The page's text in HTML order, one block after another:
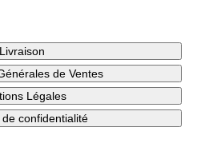
Livraison
de Ventes
Légales
de confidentialité